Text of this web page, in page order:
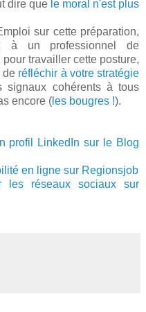
dire que le moral n'est plus
sur cette préparation,
à un professionnel de
travailler cette posture,
de réfléchir à votre stratégie
signaux cohérents à tous
encore ( les bougres !).
profil LinkedIn sur le Blog
en ligne sur Regionsjob
les réseaux sociaux sur